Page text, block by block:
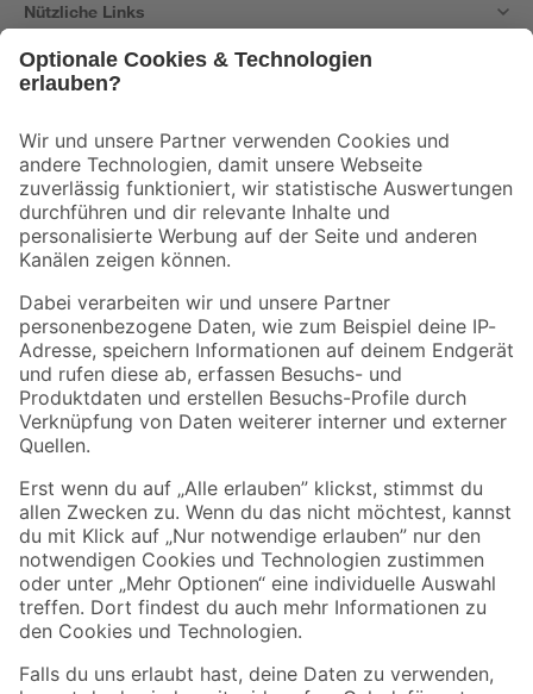
Nützliche Links
Der toom Newsletter: Keine Angebote und Aktionen mehr verpassen!
Zur Newsletter Anmeldung
Folge uns
Zahlungsarten Versandarten
Sicher einkaufen
Jetzt die toom-App herunterladen